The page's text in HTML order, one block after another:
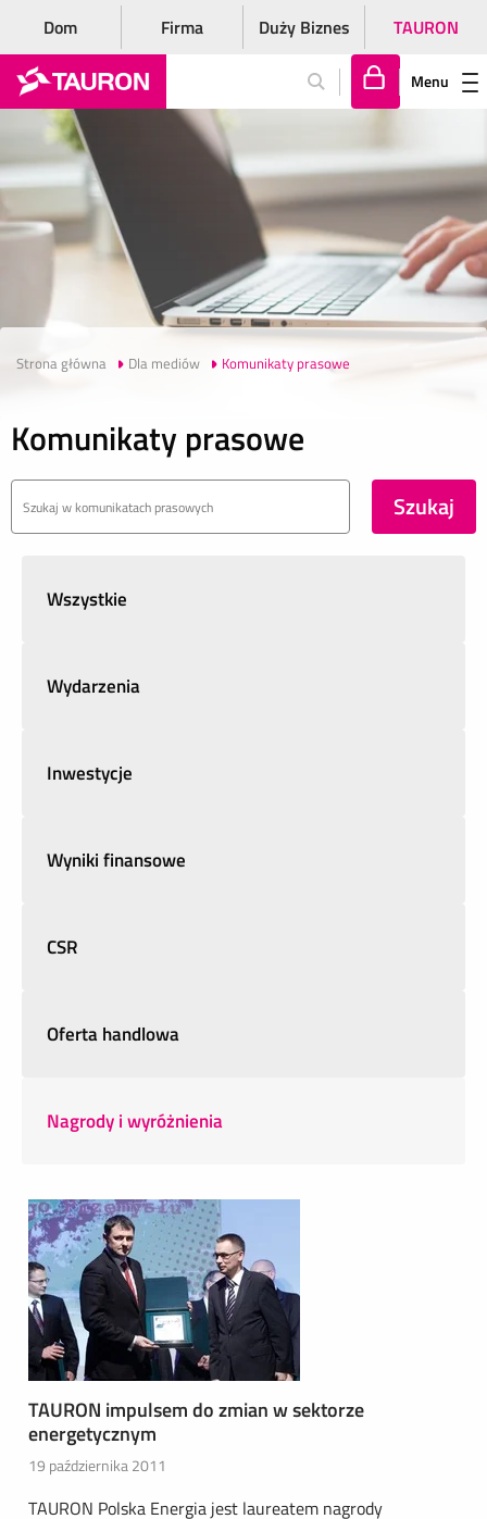
Dom Firma Duży Biznes TAURON
lo
gu
j
si
ę
Menu
Strona główna Dla mediów Komunikaty prasowe
Komunikaty prasowe
Wszystkie
Wydarzenia
Inwestycje
Wyniki finansowe
CSR
Oferta handlowa
Nagrody i wyróżnienia
TAURON impulsem do zmian w sektorze
energetycznym
19 października 2011
TAURON Polska Energia jest laureatem nagrody